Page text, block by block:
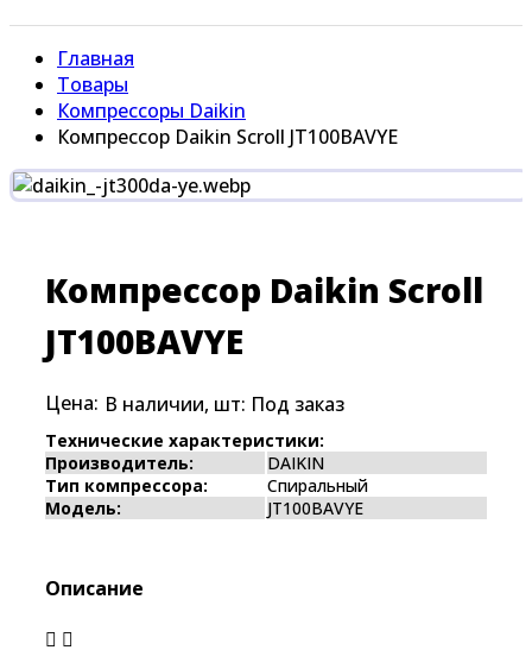
Главная
Товары
Компрессоры Daikin
Компрессор Daikin Scroll JT100BAVYE
Компрессор Daikin Scroll
JT100BAVYE
Цена: В наличии, шт: Под заказ
Технические характеристики:
Производитель:
DAIKIN
Тип компрессора:
Спиральный
Модель:
JT100BAVYE
Описание